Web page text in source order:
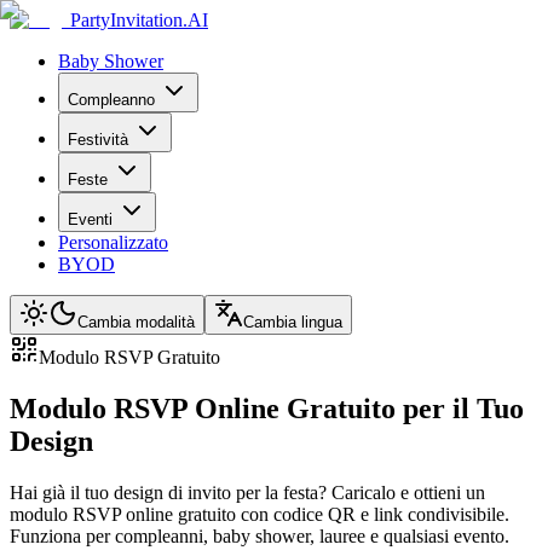
PartyInvitation.AI
Baby Shower
Compleanno
Festività
Feste
Eventi
Personalizzato
BYOD
Cambia modalità Cambia lingua
Modulo RSVP Gratuito
Modulo RSVP Online Gratuito per il Tuo
Design
Hai già il tuo design di invito per la festa? Caricalo e ottieni un
modulo RSVP online gratuito con codice QR e link condivisibile.
Funziona per compleanni, baby shower, lauree e qualsiasi evento.